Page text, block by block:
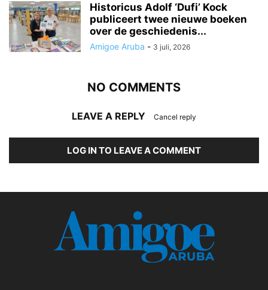
Historicus Adolf ‘Dufi’ Kock
publiceert twee nieuwe boeken
over de geschiedenis...
Amigoe Aruba - 3 juli, 2026
NO COMMENTS
LEAVE A REPLY Cancel reply
LOG IN TO LEAVE A COMMENT